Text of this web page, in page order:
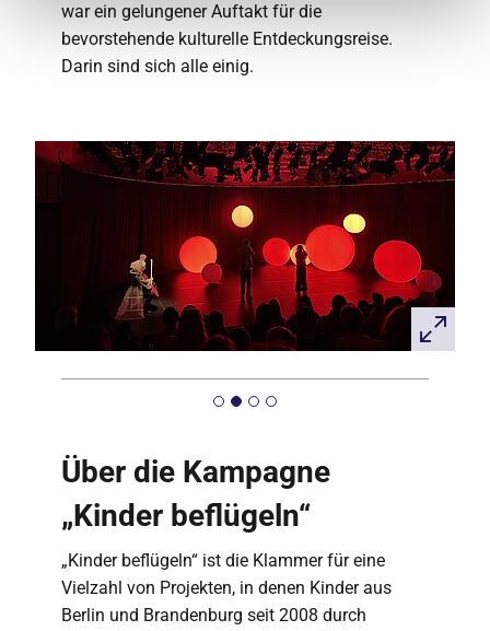
war ein gelungener Auftakt für die
bevorstehende kulturelle Entdeckungsreise.
Darin sind sich alle einig.
Über die Kampagne
„Kinder beflügeln“
„Kinder beflügeln“ ist die Klammer für eine
Vielzahl von Projekten, in denen Kinder aus
Berlin und Brandenburg seit 2008 durch